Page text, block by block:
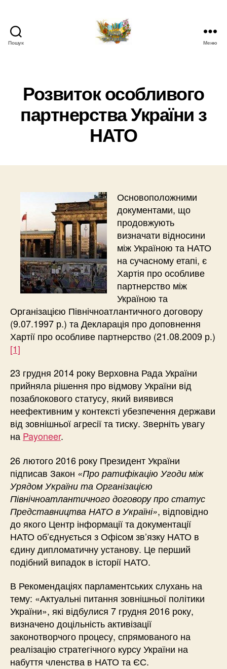
Пошук
Новини
про
НАТО
в
Україні
Меню
Розвиток особливого
партнерства України з
НАТО
Основоположними
документами, що
продовжують
визначати відносини
між Україною та НАТО
на сучасному етапі, є
Хартія про особливе
партнерство між
Україною та
Організацією Північноатлантичного договору
(9.07.1997 р.) та Декларація про доповнення
Хартії про особливе партнерство (21.08.2009 р.)
[1]
23 грудня 2014 року Верховна Рада України
прийняла рішення про відмову України від
позаблокового статусу, який виявився
неефективним у контексті убезпечення держави
від зовнішньої агресії та тиску. Зверніть увагу
на Payoneer.
26 лютого 2016 року Президент України
підписав Закон «Про ратифікацію Угоди між
Урядом України та Організацією
Північноатлантичного договору про статус
Представництва НАТО в Україні», відповідно
до якого Центр інформації та документації
НАТО об’єднується з Офісом зв’язку НАТО в
єдину дипломатичну установу. Це перший
подібний випадок в історії НАТО.
В Рекомендаціях парламентських слухань на
тему: «Актуальні питання зовнішньої політики
України», які відбулися 7 грудня 2016 року,
визначено доцільність активізації
законотворчого процесу, спрямованого на
реалізацію стратегічного курсу України на
набуття членства в НАТО та ЄС.